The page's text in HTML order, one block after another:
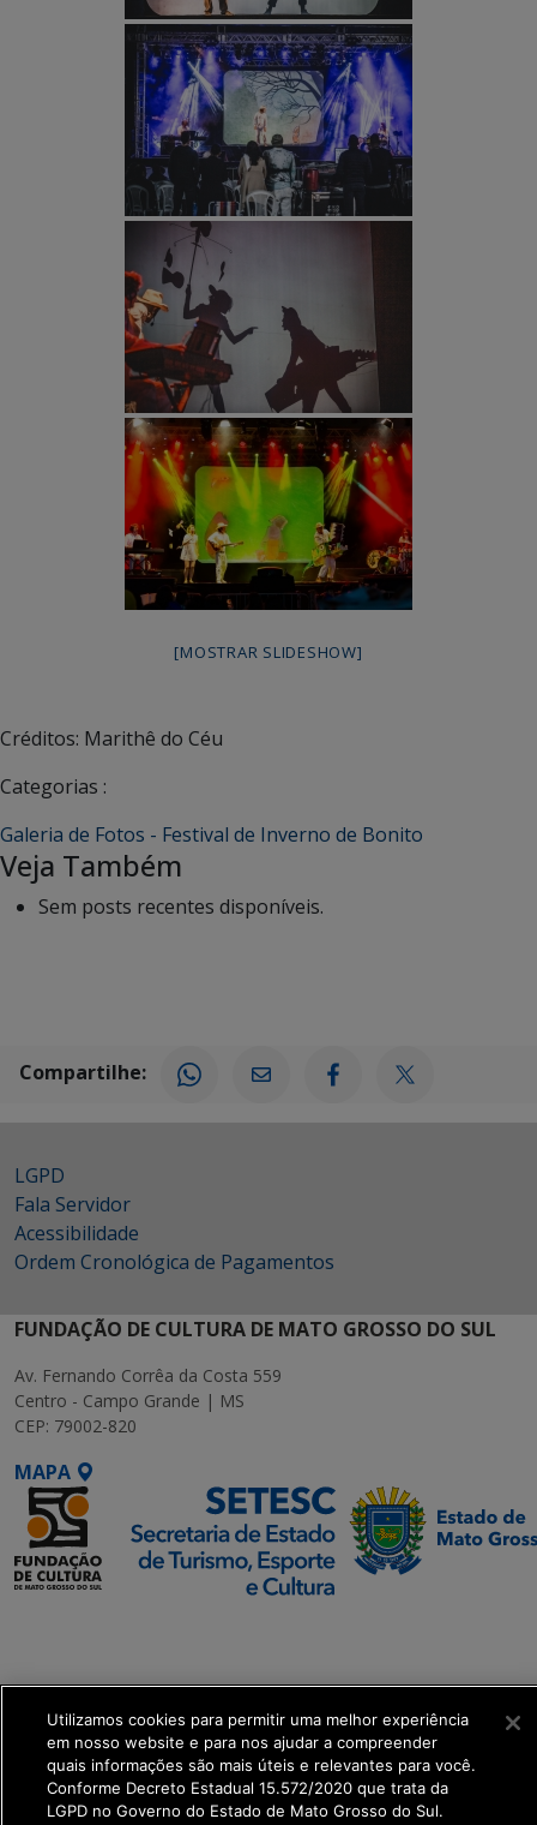
[MOSTRAR SLIDESHOW]
Créditos: Marithê do Céu
Categorias :
Galeria de Fotos - Festival de Inverno de Bonito
Veja Também
Sem posts recentes disponíveis.
Compartilhe:
LGPD
Fala Servidor
Acessibilidade
Ordem Cronológica de Pagamentos
FUNDAÇÃO DE CULTURA DE MATO GROSSO DO SUL
Av. Fernando Corrêa da Costa 559
Centro - Campo Grande | MS
CEP: 79002-820
MAPA
Transformação Digital
get_footer();
Utilizamos cookies para permitir uma melhor experiência
em nosso website e para nos ajudar a compreender
quais informações são mais úteis e relevantes para você.
Conforme Decreto Estadual 15.572/2020 que trata da
LGPD no Governo do Estado de Mato Grosso do Sul.